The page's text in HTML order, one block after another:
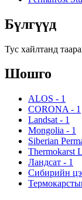
Бүлгүүд
Тус хайлтанд
Шошго
ALOS - 1
CORONA - 1
Landsat - 1
Mongolia - 1
Siberian
Thermokarst
Ландсат - 1
Сибирийн